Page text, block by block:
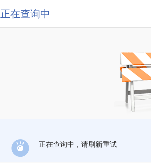
正在查询中
正在查询中，请刷新重试